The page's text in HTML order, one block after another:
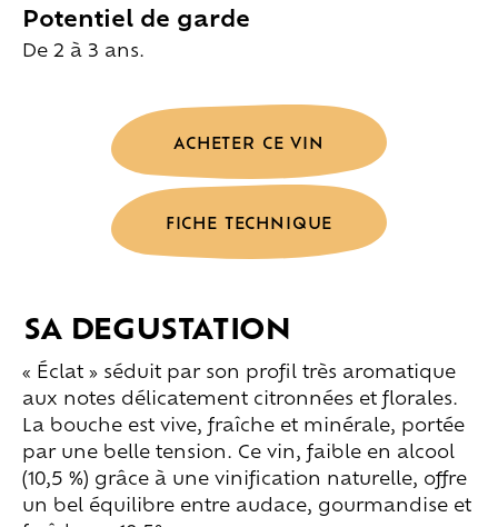
Potentiel de garde
De 2 à 3 ans.
ACHETER CE VIN
FICHE TECHNIQUE
SA DEGUSTATION
« Éclat » séduit par son profil très aromatique
aux notes délicatement citronnées et florales.
La bouche est vive, fraîche et minérale, portée
par une belle tension. Ce vin, faible en alcool
(10,5 %) grâce à une vinification naturelle, offre
un bel équilibre entre audace, gourmandise et